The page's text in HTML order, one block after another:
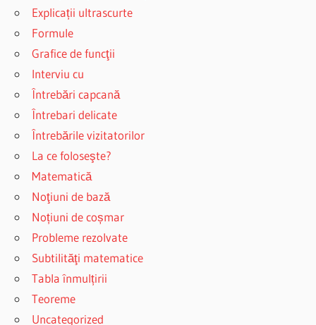
Explicații ultrascurte
Formule
Grafice de funcţii
Interviu cu
Întrebări capcană
Întrebari delicate
Întrebările vizitatorilor
La ce foloseşte?
Matematică
Noţiuni de bază
Noțiuni de coșmar
Probleme rezolvate
Subtilităţi matematice
Tabla înmulțirii
Teoreme
Uncategorized